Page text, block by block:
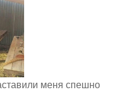
меня спешно